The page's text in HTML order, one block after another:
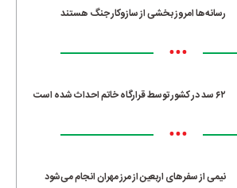
رسانه‌ها امروز بخشی از سازوکار جنگ هستند
•••
۶۲ سد در کشور توسط قرارگاه خاتم احداث شده است
•••
نیمی از سفرهای اربعین از مرز مهران انجام می‌شود